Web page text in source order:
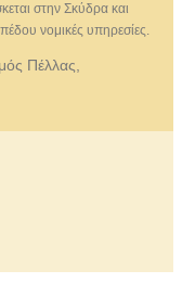
στην Σκύδρα και
νομικές υπηρεσίες.
παροχή υψηλού
μία άκρως
Πέλλας,